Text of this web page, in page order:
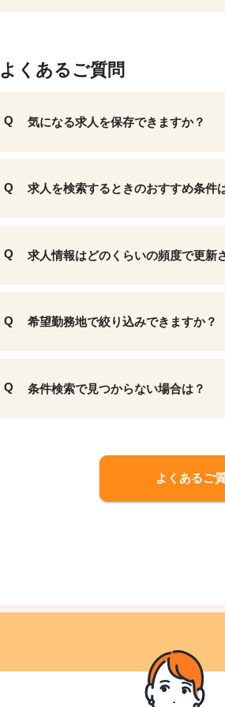
よくあるご質問
気になる求人を保存できますか？
求人を検索するときのおすすめ条件
求人情報はどのくらいの頻度で更新
希望勤務地で絞り込みできますか？
条件検索で見つからない場合は？
よくあるご
17,033 件